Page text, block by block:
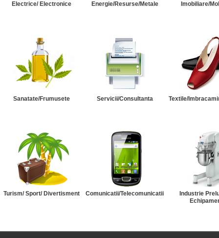
Electrice/ Electronice Energie/Resurse/Metale Imobiliare/
Sanatate/Frumusete Servicii/Consultanta Textile/
Turism/ Sport/ Divertisment Comunicatii/Telecomunicatii
Industrie